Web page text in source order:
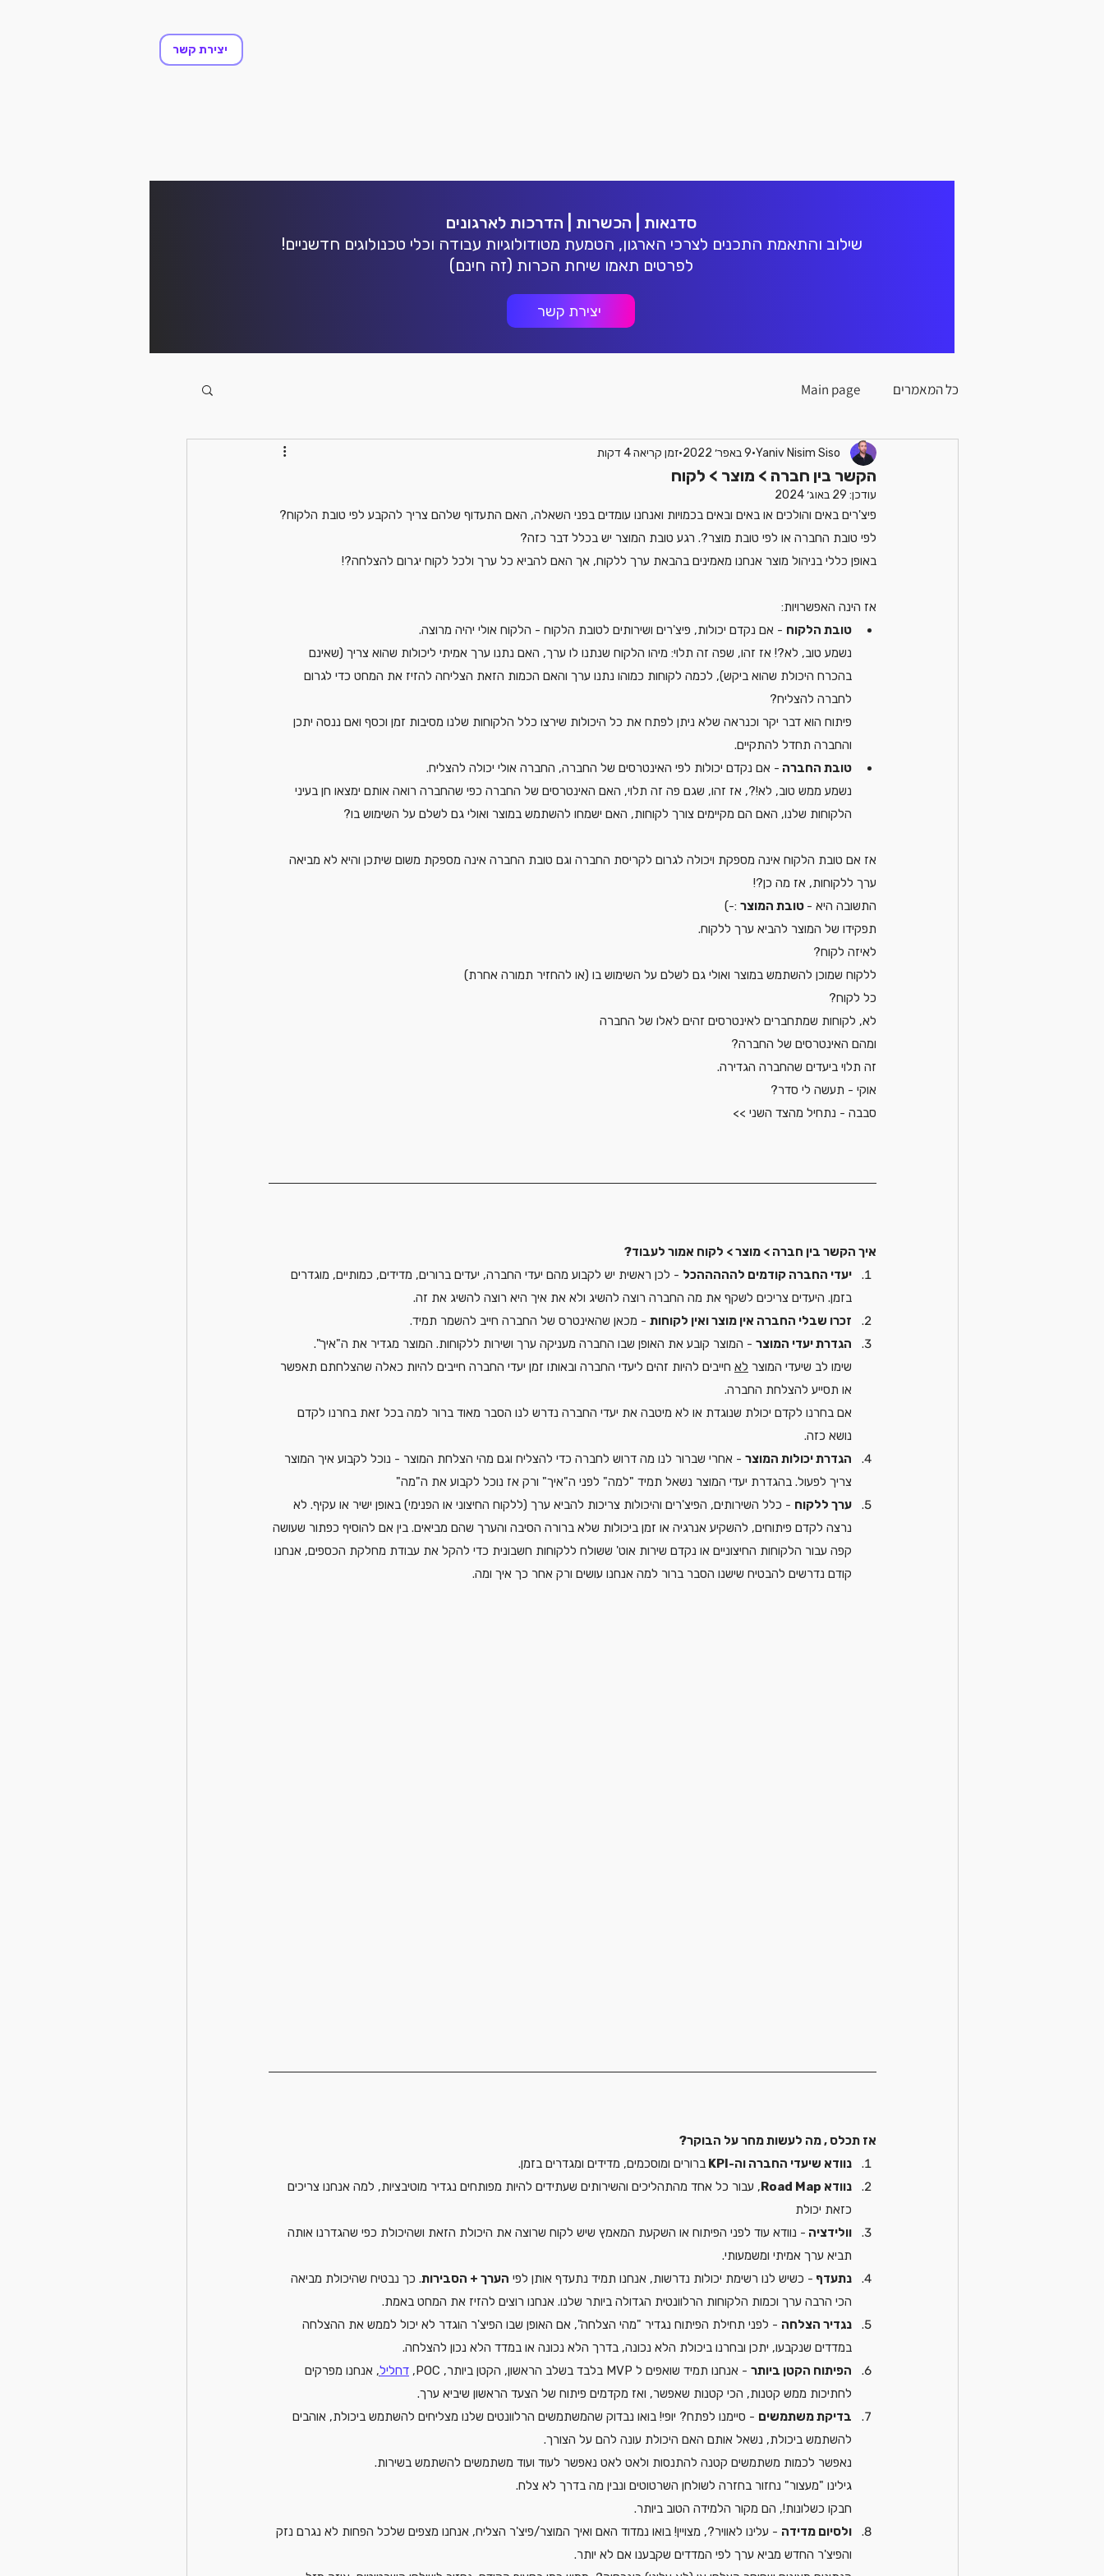
יצירת קשר
סדנאות | הכשרות | הדרכות לארגונים
שילוב והתאמת התכנים לצרכי הארגון, הטמעת מטודולוגיות עבודה וכלי טכנולוגים חדשניים!
לפרטים תאמו שיחת הכרות (זה חינם)
יצירת קשר
כל המאמרים Main page
הקשר בין חברה > מוצר > לקוח
Yaniv Nisim Siso 9 באפר׳ 2022 זמן קריאה 4 דקות
עודכן: 29 באוג׳ 2024
פיצ'רים באים והולכים או באים ובאים בכמויות ואנחנו עומדים בפני השאלה, האם התעדוף שלהם צריך להקבע לפי טובת הלקוח?
לפי טובת החברה או לפי טובת מוצר?. רגע טובת המוצר יש בכלל דבר כזה?
באופן כללי בניהול מוצר אנחנו מאמינים בהבאת ערך ללקוח, אך האם להביא כל ערך ולכל לקוח יגרום להצלחה?!
אז הינה האפשרויות:
טובת הלקוח - אם נקדם יכולות, פיצ'רים ושירותים לטובת הלקוח - הלקוח אולי יהיה מרוצה.
נשמע טוב, לא?! אז זהו, שפה זה תלוי: מיהו הלקוח שנתנו לו ערך, האם נתנו ערך אמיתי ליכולות שהוא צריך (שאינם
בהכרח היכולת שהוא ביקש), לכמה לקוחות כמוהו נתנו ערך והאם הכמות הזאת הצליחה להזיז את המחט כדי לגרום
לחברה להצליח?
פיתוח הוא דבר יקר וכנראה שלא ניתן לפתח את כל היכולות שירצו כלל הלקוחות שלנו מסיבות זמן וכסף ואם ננסה יתכן
והחברה תחדל להתקיים.
טובת החברה - אם נקדם יכולות לפי האינטרסים של החברה, החברה אולי יכולה להצליח.
נשמע ממש טוב, לא!?, אז זהו, שגם פה זה תלוי, האם האינטרסים של החברה כפי שהחברה רואה אותם ימצאו חן בעיני
הלקוחות שלנו, האם הם מקיימים צורך לקוחות, האם ישמחו להשתמש במוצר ואולי גם לשלם על השימוש בו?
אז אם טובת הלקוח אינה מספקת ויכולה לגרום לקריסת החברה וגם טובת החברה אינה מספקת משום שיתכן והיא לא מביאה
ערך ללקוחות, אז מה כן?!
התשובה היא - טובת המוצר :-)
תפקידו של המוצר להביא ערך ללקוח.
לאיזה לקוח?
ללקוח שמוכן להשתמש במוצר ואולי גם לשלם על השימוש בו (או להחזיר תמורה אחרת)
כל לקוח?
לא, לקוחות שמתחברים לאינטרסים זהים לאלו של החברה
ומהם האינטרסים של החברה?
זה תלוי ביעדים שהחברה הגדירה.
אוקי - תעשה לי סדר?
סבבה - נתחיל מהצד השני >>
איך הקשר בין חברה > מוצר > לקוח אמור לעבוד?
יעדי החברה קודמים להההההכל - לכן ראשית יש לקבוע מהם יעדי החברה, יעדים ברורים, מדידים, כמותיים, מוגדרים
בזמן. היעדים צריכים לשקף את מה החברה רוצה להשיג ולא את איך היא רוצה להשיג את זה.
זכרו שבלי החברה אין מוצר ואין לקוחות - מכאן שהאינטרס של החברה חייב להשמר תמיד.
הגדרת יעדי המוצר - המוצר קובע את האופן שבו החברה מעניקה ערך ושירות ללקוחות. המוצר מגדיר את ה"איך".
שימו לב שיעדי המוצר לא חייבים להיות זהים ליעדי החברה ובאותו זמן יעדי החברה חייבים להיות כאלה שהצלחתם תאפשר
או תסייע להצלחת החברה.
אם בחרנו לקדם יכולת שנוגדת או לא מיטבה את יעדי החברה נדרש לנו הסבר מאוד ברור למה בכל זאת בחרנו לקדם
נושא כזה.
הגדרת יכולות המוצר - אחרי שברור לנו מה דרוש לחברה כדי להצליח וגם מהי הצלחת המוצר - נוכל לקבוע איך המוצר
צריך לפעול. בהגדרת יעדי המוצר נשאל תמיד "למה" לפני ה"איך" ורק אז נוכל לקבוע את ה"מה"
ערך ללקוח - כלל השירותים, הפיצ'רים והיכולות צריכות להביא ערך (ללקוח החיצוני או הפנימי) באופן ישיר או עקיף. לא
נרצה לקדם פיתוחים, להשקיע אנרגיה או זמן ביכולות שלא ברורה הסיבה והערך שהם מביאים. בין אם להוסיף כפתור שעושה
קפה עבור הלקוחות החיצוניים או נקדם שירות אוט' ששולח ללקוחות חשבונית כדי להקל את עבודת מחלקת הכספים, אנחנו
קודם נדרשים להבטיח שישנו הסבר ברור למה אנחנו עושים ורק אחר כך איך ומה.
אז תכלס , מה לעשות מחר על הבוקר?
נוודא שיעדי החברה וה-KPI
ברורים ומוסכמים, מדידים ומגדרים בזמן.
נוודא Road Map
, עבור כל אחד מהתהליכים והשירותים שעתידים להיות מפותחים נגדיר מוטיבציות, למה אנחנו צריכים
כזאת יכולת
וולידציה - נוודא עוד לפני הפיתוח או השקעת המאמץ שיש לקוח שרוצה את היכולת הזאת ושהיכולת כפי שהגדרנו אותה
תביא ערך אמיתי ומשמעותי.
נתעדף - כשיש לנו רשימת יכולות נדרשות, אנחנו תמיד נתעדף אותן לפי הערך + הסבירות. כך נבטיח שהיכולת מביאה
הכי הרבה ערך וכמות הלקוחות הרלוונטית הגדולה ביותר שלנו. אנחנו רוצים להזיז את המחט באמת.
נגדיר הצלחה - לפני תחילת הפיתוח נגדיר "מהי הצלחה", אם האופן שבו הפיצ'ר הוגדר לא יכול לממש את ההצלחה
במדדים שנקבעו, יתכן ובחרנו ביכולת הלא נכונה, בדרך הלא נכונה או במדד הלא נכון להצלחה.
הפיתוח הקטן ביותר - אנחנו תמיד שואפים ל MVP בלבד בשלב הראשון, הקטן ביותר, POC, דחליל, אנחנו מפרקים
לחתיכות ממש קטנות, הכי קטנות שאפשר, ואז מקדמים פיתוח של הצעד הראשון שיביא ערך.
בדיקת משתמשים - סיימנו לפתח? יופי! בואו נבדוק שהמשתמשים הרלוונטים שלנו מצליחים להשתמש ביכולת, אוהבים
להשתמש ביכולת, נשאל אותם האם היכולת עונה להם על הצורך.
נאפשר לכמות משתמשים קטנה להתנסות ולאט לאט נאפשר לעוד ועוד משתמשים להשתמש בשירות.
גילינו "מעצור" נחזור בחזרה לשולחן השרטוטים ונבין מה בדרך לא צלח.
חבקו כשלונות!, הם מקור הלמידה הטוב ביותר.
ולסיום מדידה - עלינו לאוויר?, מצויין! בואו נמדוד האם ואיך המוצר/פיצ'ר הצליח, אנחנו מצפים שלכל הפחות לא נגרם נזק
והפיצ'ר החדש מביא ערך לפי המדדים שקבענו אם לא יותר.